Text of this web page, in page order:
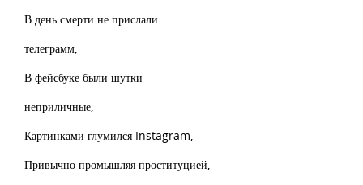
В день смерти не прислали
телеграмм,
В фейсбуке были шутки
неприличные,
Картинками глумился Instagram,
Привычно промышляя проституцией,